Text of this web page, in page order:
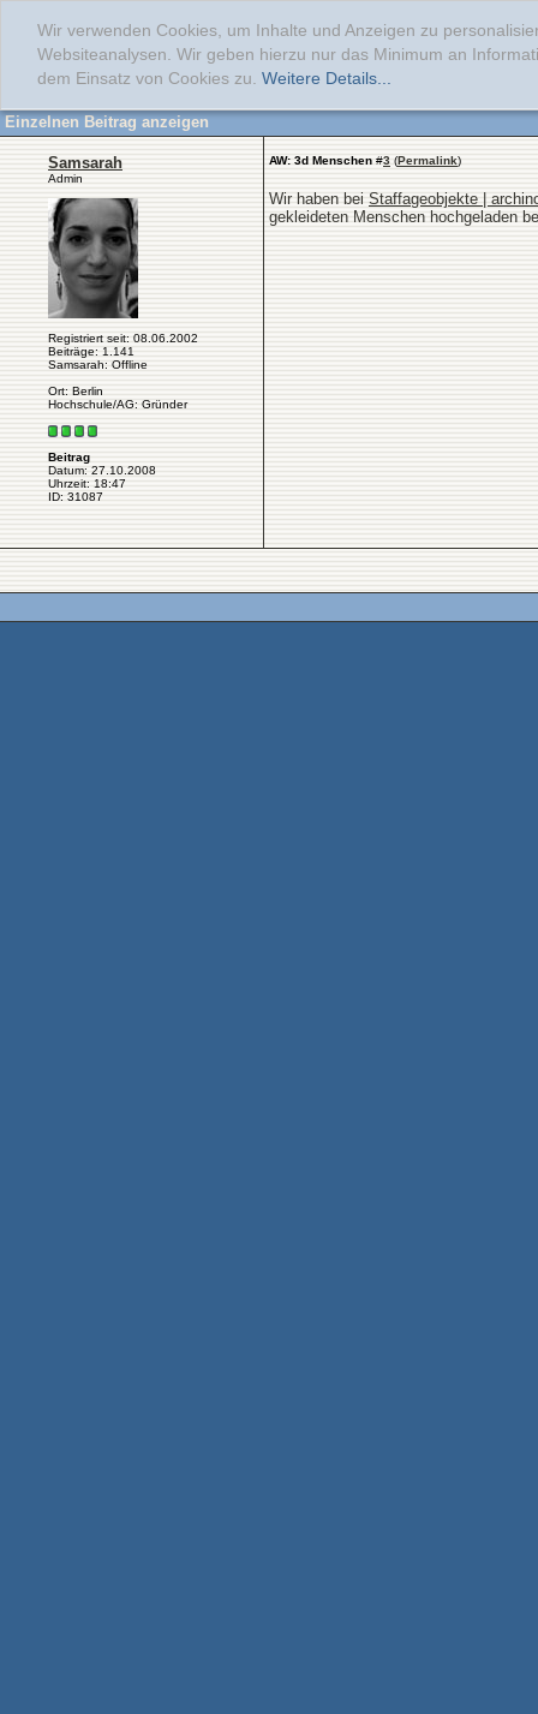
Wir verwenden Cookies, um Inhalte und Anzeigen zu
Websiteanalysen. Wir geben hierzu nur das Minimum an
dem Einsatz von Cookies zu. Weitere Details...
Einzelnen Beitrag anzeigen
Samsarah
Admin
Registriert seit: 08.06.2002
Beiträge: 1.141
Samsarah: Offline
Ort: Berlin
Hochschule/AG: Gründer
Beitrag
Datum: 27.10.2008
Uhrzeit: 18:47
ID: 31087
AW: 3d Menschen #3 (Permalink)
Wir haben bei Staffageobjekte |
gekleideten Menschen hochgeladen